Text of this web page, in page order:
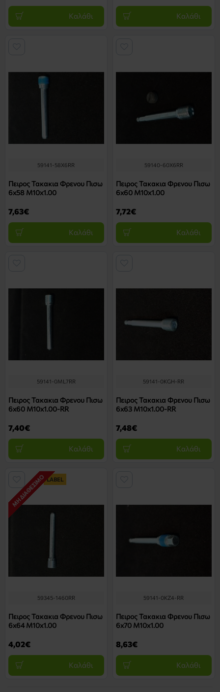
Καλάθι Καλάθι
59141-58X6RR
Πειρος Τακακια Φρενου Πισω
6x58 M10x1.00
7,63€
Καλάθι
59140-60X6RR
Πειρος Τακακια Φρενου Πισω
6x60 M10x1.00
7,72€
Καλάθι
59141-0ML7RR
Πειρος Τακακια Φρενου Πισω
6x60 M10x1.00-RR
7,40€
Καλάθι
59141-0KGH-RR
Πειρος Τακακια Φρενου Πισω
6x63 M10x1.00-RR
7,48€
Καλάθι
LABEL
ΜΗ ΔΙΑΘΈΣΙΜΟ
59345-1460RR
Πειρος Τακακια Φρενου Πισω
6x64 M10x1.00
4,02€
Καλάθι
59141-0KZ4-RR
Πειρος Τακακια Φρενου Πισω
6x70 M10x1.00
8,63€
Καλάθι